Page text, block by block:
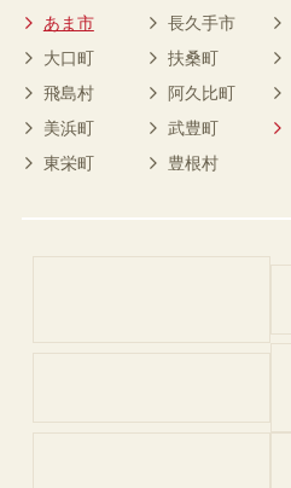
あま市
長久手市
大口町
扶桑町
飛島村
阿久比町
美浜町
武豊町
東栄町
豊根村